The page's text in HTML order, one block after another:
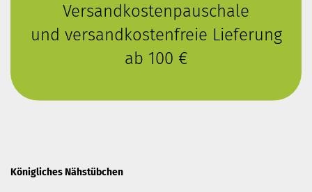
Versandkostenpauschale
und versandkostenfreie Lieferung
ab 100 €
Königliches Nähstübchen